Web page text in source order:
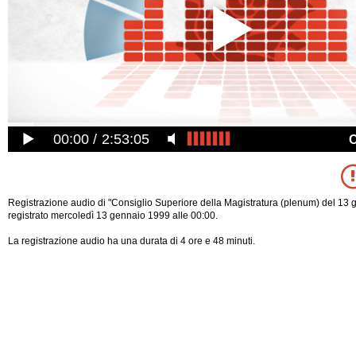
00:00 2:53:05
Registrazione audio di "Consiglio Superiore della Magistratura (plenum) del 13
registrato mercoledì 13 gennaio 1999 alle 00:00.
La registrazione audio ha una durata di 4 ore e 48 minuti.